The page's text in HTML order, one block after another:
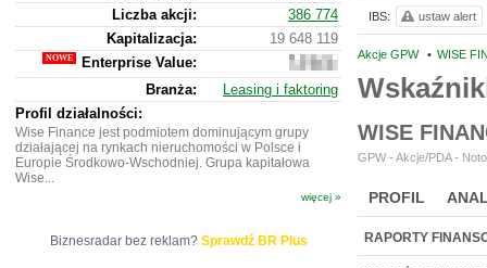
Akcje GPW • WISE
WISE
GPW - Akcje/PDA -
PROFIL
BR LAB
RAPORTY
IBS: ustaw alert
Liczba akcji:
386 774
Kapitalizacja:
19 648 119
Enterprise Value:
79
119 119
Branża:
Leasing i faktoring
Profil działalności:
Wise Finance jest podmiotem dominującym grupy
działającej na rynkach nieruchomości w Polsce i
Europie Środkowo-Wschodniej. Grupa kapitałowa
Wise...
więcej »
Biznesradar bez reklam? Sprawdź BR Plus